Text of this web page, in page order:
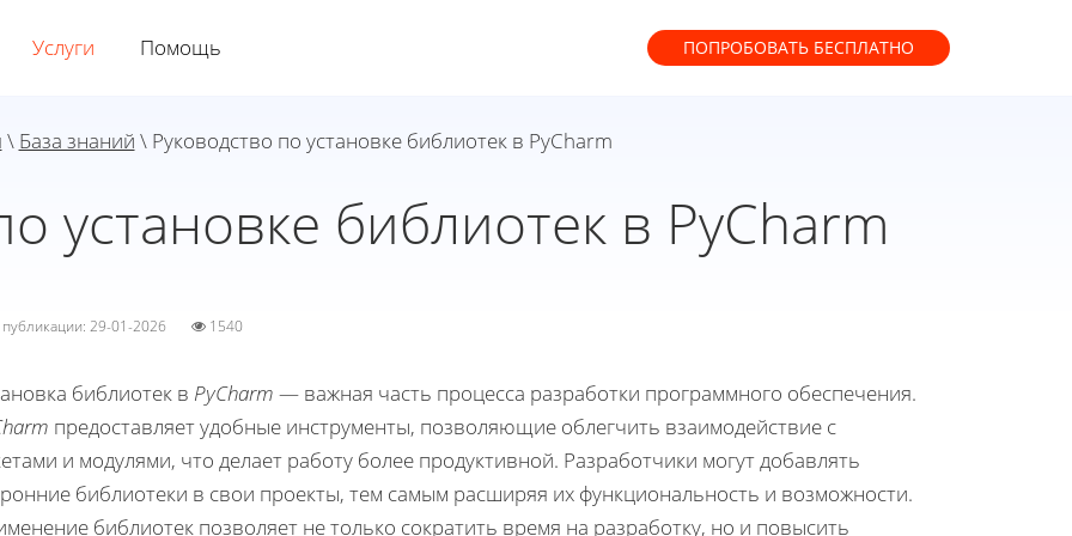
Услуги Помощь ПОПРОБОВАТЬ БЕСПЛАТНО
\ База знаний \ Руководство по установке библиотек в PyCharm
установке библиотек в PyCharm
публикации: 29-01-2026 1540
библиотек в PyCharm — важная часть процесса разработки программного обеспечения.
предоставляет удобные инструменты, позволяющие облегчить взаимодействие с
и модулями, что делает работу более продуктивной. Разработчики могут добавлять
библиотеки в свои проекты, тем самым расширяя их функциональность и возможности.
библиотек позволяет не только сократить время на разработку, но и повысить